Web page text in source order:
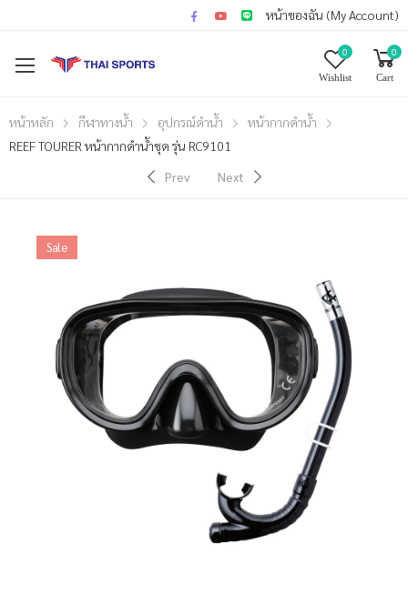
หน้าของฉัน (My Account)
0
Wishlist
0
Cart
หน้าหลัก กีฬาทางน้ำ อุปกรณ์ดำน้ำ
หน้ากากดำน้ำ
REEF TOURER หน้ากากดำน้ำชุด รุ่น RC9101
Prev
Next
Sale